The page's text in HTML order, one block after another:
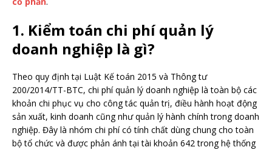
1. Kiểm toán chi phí quản lý
doanh nghiệp là gì?
Theo quy định tại Luật Kế toán 2015 và Thông tư
200/2014/TT-BTC, chi phí quản lý doanh nghiệp là toàn bộ các
khoản chi phục vụ cho công tác quản trị, điều hành hoạt động
sản xuất, kinh doanh cũng như quản lý hành chính trong doanh
nghiệp. Đây là nhóm chi phí có tính chất dùng chung cho toàn
bộ tổ chức và được phản ánh tại tài khoản 642 trong hệ thống